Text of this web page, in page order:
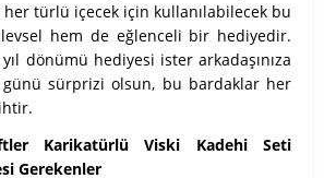
her türlü içecek için kullanılabilecek bu
hem de eğlenceli bir hediyedir.
dönümü hediyesi ister arkadaşınıza
sürprizi olsun, bu bardaklar her
Karikatürlü Viski Kadehi Seti
Gerekenler